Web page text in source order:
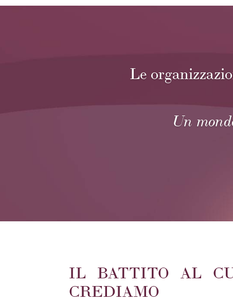
Le
Un
IL BATTITO AL
CREDIAMO